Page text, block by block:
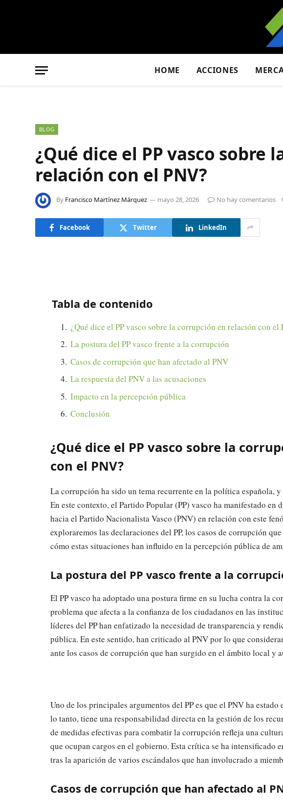
HOME ACCIONES
BLOG
¿Qué dice el PP vasco sobre
relación con el PNV?
By Francisco Martínez Márquez mayo 28, 2026 No hay comentarios
Facebook Twitter LinkedIn
Tabla de contenido
¿Qué dice el PP vasco sobre la corrupción en relación con el
La postura del PP vasco frente a la corrupción
Casos de corrupción que han afectado al PNV
La respuesta del PNV a las acusaciones
Impacto en la percepción pública
Conclusión
¿Qué dice el PP vasco sobre la
con el PNV?
La corrupción ha sido un tema recurrente en la política española, y
En este contexto, el Partido Popular (PP) vasco ha manifestado en
hacia el Partido Nacionalista Vasco (PNV) en relación con este
exploraremos las declaraciones del PP, los casos de corrupción
cómo estas situaciones han influido en la percepción pública de
La postura del PP vasco frente a la
El PP vasco ha adoptado una postura firme en su lucha contra la
problema que afecta a la confianza de los ciudadanos en las
líderes del PP han enfatizado la necesidad de transparencia y
pública. En este sentido, han criticado al PNV por lo que
ante los casos de corrupción que han surgido en el ámbito local y
Uno de los principales argumentos del PP es que el PNV ha
lo tanto, tiene una responsabilidad directa en la gestión de los
de medidas efectivas para combatir la corrupción refleja una
que ocupan cargos en el gobierno. Esta crítica se ha intensificado
tras la aparición de varios escándalos que han involucrado a
Casos de corrupción que han afectado al